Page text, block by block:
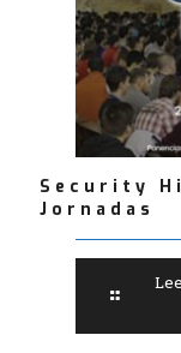
Security
Jornadas